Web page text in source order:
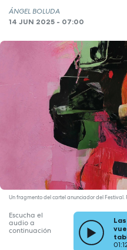
ÁNGEL BOLUDA
14 JUN 2025 - 07:00
Un fragmento del cartel anunciador del Festival.
Escucha el
audio a
continuación